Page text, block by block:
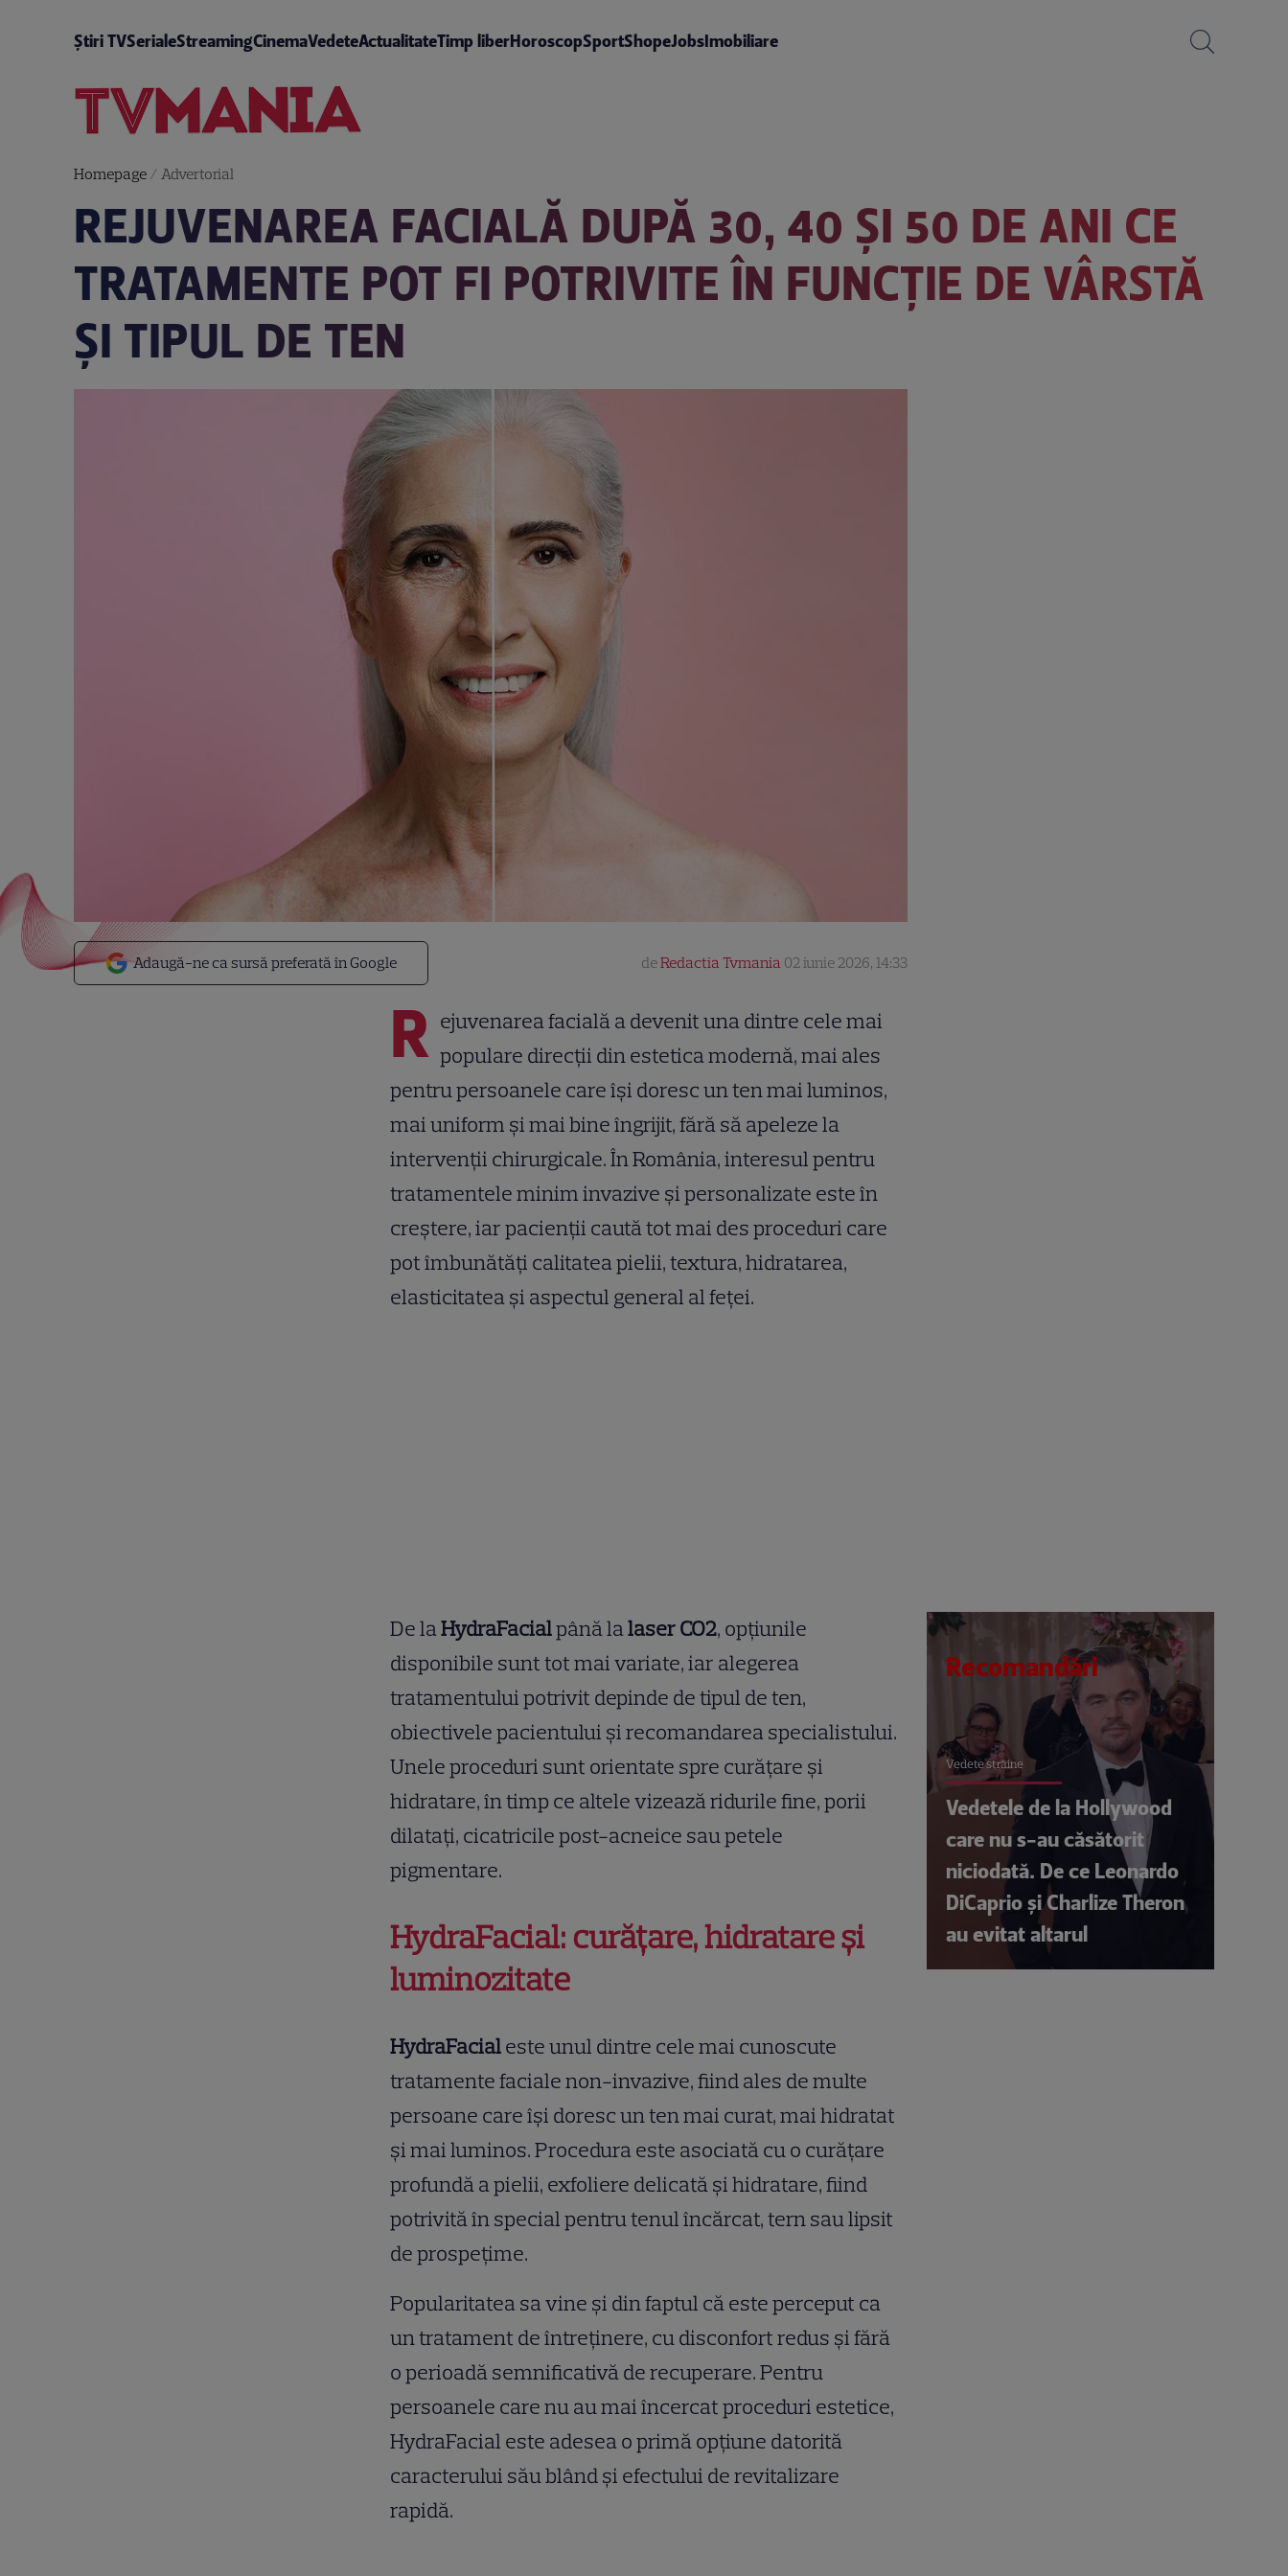
Știri TVSerialeStreamingCinemaVedeteActualitateTimp liberHoroscopSportShopeJobsImobiliare
Homepage/ Advertorial
REJUVENAREA FACIALĂ DUPĂ 30, 40 ȘI 50 DE ANI CE
TRATAMENTE POT FI POTRIVITE ÎN FUNCȚIE DE VÂRSTĂ
ȘI TIPUL DE TEN
Adaugă-ne ca sursă preferată în Google deRedactia Tvmania 02 iunie 2026, 14:33
R ejuvenarea facială a devenit una dintre cele mai
populare direcții din estetica modernă, mai ales
pentru persoanele care își doresc un ten mai luminos,
mai uniform și mai bine îngrijit, fără să apeleze la
intervenții chirurgicale. În România, interesul pentru
tratamentele minim invazive și personalizate este în
creștere, iar pacienții caută tot mai des proceduri care
pot îmbunătăți calitatea pielii, textura, hidratarea,
elasticitatea și aspectul general al feței.
De laHydraFacialpână lalaser CO2, opțiunile
disponibile sunt tot mai variate, iar alegerea
tratamentului potrivit depinde de tipul de ten,
obiectivele pacientului și recomandarea specialistului.
Unele proceduri sunt orientate spre curățare și
hidratare, în timp ce altele vizează ridurile fine, porii
dilatați, cicatricile post-acneice sau petele
pigmentare.
HydraFacial: curățare, hidratare și
luminozitate
HydraFacialeste unul dintre cele mai cunoscute
tratamente faciale non-invazive, fiind ales de multe
persoane care își doresc un ten mai curat, mai hidratat
și mai luminos. Procedura este asociată cu o curățare
profundă a pielii, exfoliere delicată și hidratare, fiind
potrivită în special pentru tenul încărcat, tern sau lipsit
de prospețime.
Popularitatea sa vine și din faptul că este perceput ca
un tratament de întreținere, cu disconfort redus și fără
o perioadă semnificativă de recuperare. Pentru
persoanele care nu au mai încercat proceduri estetice,
HydraFacial este adesea o primă opțiune datorită
caracterului său blând și efectului de revitalizare
rapidă.
Recomandări
Vedete străine
Vedetele de la Hollywood
care nu s-au căsătorit
niciodată. De ce Leonardo
DiCaprio și Charlize Theron
au evitat altarul